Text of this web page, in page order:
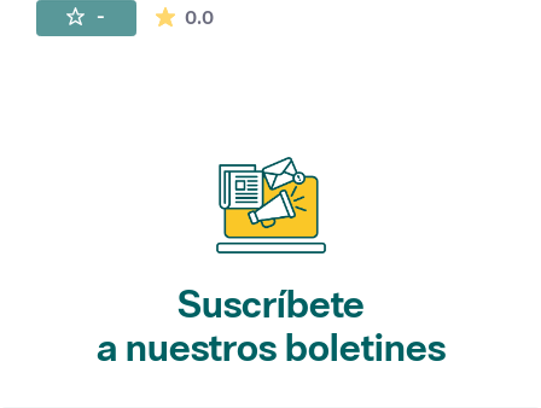
- 0.0La valoración media es de 0 estrellas de
Suscríbete
a nuestros boletines